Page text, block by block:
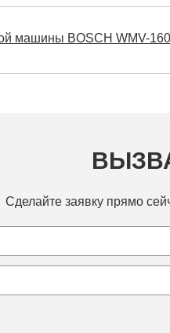
машины BOSCH WMV-
Сделайте заявку прямо